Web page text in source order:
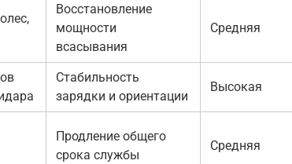
Восстановление
мощности
всасывания
Средняя
Стабильность
зарядки и ориентации
Высокая
Продление общего
срока службы
Средняя